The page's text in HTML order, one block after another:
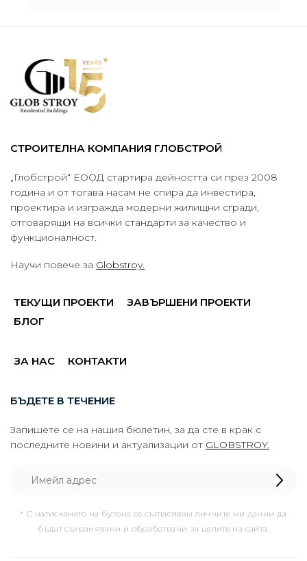
СТРОИТЕЛНА КОМПАНИЯ ГЛОБСТРОЙ
„Глобстрой“ ЕООД стартира дейността си през 2008
година и от тогава насам не спира да инвестира,
проектира и изгражда модерни жилищни сгради,
отговарящи на всички стандарти за качество и
функционалност.
Научи повече за Globstroy.
ТЕКУЩИ ПРОЕКТИ
ЗАВЪРШЕНИ ПРОЕКТИ
БЛОГ
ЗА НАС КОНТАКТИ
БЪДЕТЕ В ТЕЧЕНИЕ
Запишете се на нашия бюлетин, за да сте в крак с
последните новини и актуализации от GLOBSTROY.
* С натискането на бутона се съгласявам личните ми данни да
бъдат съхранявани и обработвани за целите на сайта.